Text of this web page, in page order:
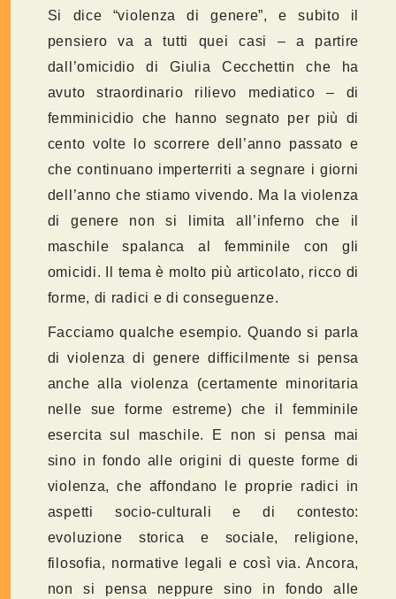
Si dice “violenza di genere”, e subito il
pensiero va a tutti quei casi – a partire
dall’omicidio di Giulia Cecchettin che ha
avuto straordinario rilievo mediatico – di
femminicidio che hanno segnato per più di
cento volte lo scorrere dell’anno passato e
che continuano imperterriti a segnare i giorni
dell’anno che stiamo vivendo. Ma la violenza
di genere non si limita all’inferno che il
maschile spalanca al femminile con gli
omicidi. Il tema è molto più articolato, ricco di
forme, di radici e di conseguenze.
Facciamo qualche esempio. Quando si parla
di violenza di genere difficilmente si pensa
anche alla violenza (certamente minoritaria
nelle sue forme estreme) che il femminile
esercita sul maschile. E non si pensa mai
sino in fondo alle origini di queste forme di
violenza, che affondano le proprie radici in
aspetti socio-culturali e di contesto:
evoluzione storica e sociale, religione,
filosofia, normative legali e così via. Ancora,
non si pensa neppure sino in fondo alle